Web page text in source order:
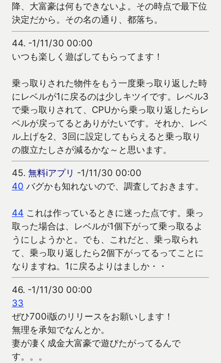
降、大富豪は何もできないよ。その時点で最下位
決定だから。その名の通り、都落ち。
44. -1/11/30 00:00
いつも楽しく遊ばしてもらってます！
乗っ取りされた物件をもう一度乗っ取り返した時
にレベルが1に戻るのは少しキツイです。レベル3
で乗っ取りされて、CPUから乗っ取り返したらレ
ベルが戻ってるとありがたいです。それか、レベ
ル上げを2、3回に設定してもらえると乗っ取り
の腹立たしさが減るかな～と思います。
45. 無料iアプリ -1/11/30 00:00
40 バグかも知れないので、調査しておきます。
44 これは作っているときに迷った点です。乗っ
取った場合は、レベルが1個下がって乗っ取るよ
うにしようかと。でも、これだと、乗っ取られ
て、乗っ取り返したら2個下がってるってことに
なりますね。1に戻るよりはましか・・
46. -1/11/30 00:00
33
ぜひ700i版のリリースをお願いします！
無理を承知でなんとか。
妻が凄く成金大富豪で遊びたがってるんで
す。。。